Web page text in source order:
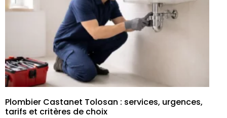
Plombier Castanet Tolosan : services, urgences,
tarifs et critères de choix